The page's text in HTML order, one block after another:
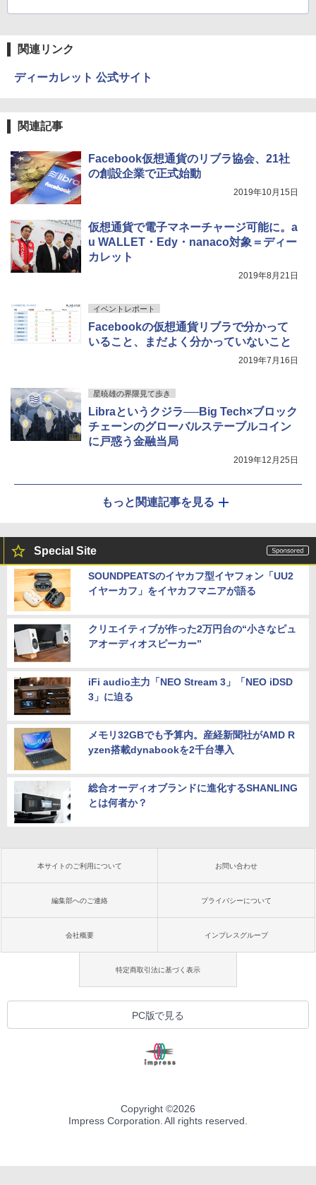
関連リンク
ディーカレット 公式サイト
関連記事
Facebook仮想通貨のリブラ協会、21社
の創設企業で正式始動
2019年10月15日
仮想通貨で電子マネーチャージ可能に。a
u WALLET・Edy・nanaco対象＝ディー
カレット
2019年8月21日
イベントレポート
Facebookの仮想通貨リブラで分かって
いること、まだよく分かっていないこと
2019年7月16日
星暁雄の界隈見て歩き
Libraというクジラ──Big Tech×ブロック
チェーンのグローバルステーブルコイン
に戸惑う金融当局
2019年12月25日
もっと関連記事を見る
Special Site
SOUNDPEATSのイヤカフ型イヤフォン「UU2
イヤーカフ」をイヤカフマニアが語る
クリエイティブが作った2万円台の“小さなピュ
アオーディオスピーカー”
iFi audio主力「NEO Stream 3」「NEO iDSD
3」に迫る
メモリ32GBでも予算内。産経新聞社がAMD R
yzen搭載dynabookを2千台導入
総合オーディオブランドに進化するSHANLING
とは何者か？
本サイトのご利用について お問い合わせ
編集部へのご連絡 プライバシーについて
会社概要 インプレスグループ
特定商取引法に基づく表示
PC版で見る
Copyright ©2026
Impress Corporation. All rights reserved.